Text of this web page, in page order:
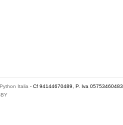
Python Italia - Cf 94144670489, P. Iva 05753460483
BY